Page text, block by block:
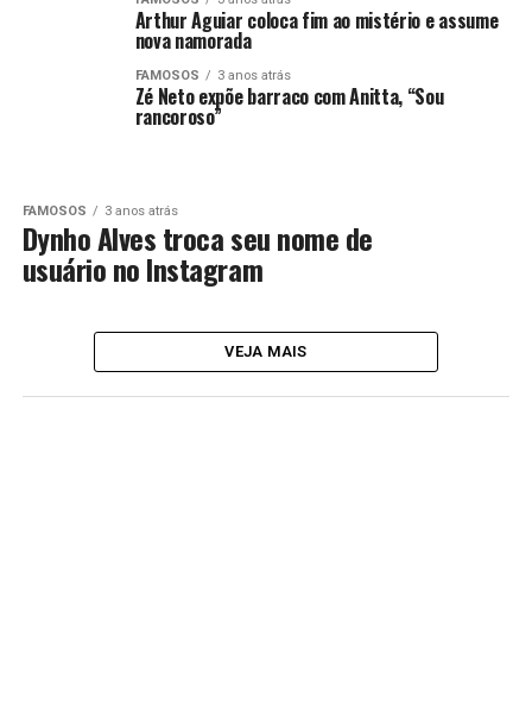
Arthur Aguiar coloca fim ao mistério e assume
nova namorada
FAMOSOS 3 anos atrás
Zé Neto expõe barraco com Anitta, “Sou
rancoroso”
FAMOSOS 3 anos atrás
Dynho Alves troca seu nome de
usuário no Instagram
VEJA MAIS